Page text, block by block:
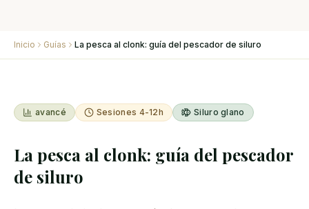
Inicio Guías La pesca al clonk: guía del pescador de siluro
avancé Sesiones 4-12h Siluro glano
La pesca al clonk: guía del pescador
de siluro